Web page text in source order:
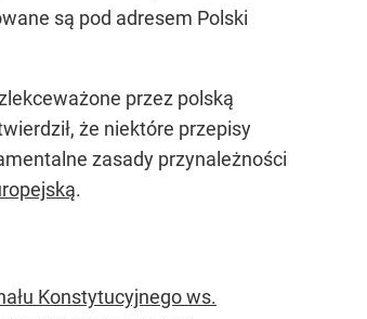
są pod adresem Polski
przez polską
że niektóre przepisy
zasady przynależności
.
Konstytucyjnego ws.